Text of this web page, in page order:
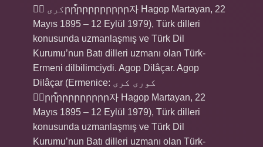
کری ۄۡրրֵֿ֩֡րրրրրրրրր자 Hagop Martayan, 22
Mayıs 1895 – 12 Eylül 1979), Türk dilleri
konusunda uzmanlaşmış ve Türk Dil
Kurumu’nun Batı dilleri uzmanı olan Türk-
Ermeni dilbilimciydi. Agop Dilâçar. Agop
Dilâçar (Ermenice: کوری کری
ۄۡրրֵֿ֩֡րրրրրրրրր자 Hagop Martayan, 22
Mayıs 1895 – 12 Eylül 1979), Türk dilleri
konusunda uzmanlaşmış ve Türk Dil
Kurumu’nun Batı dilleri uzmanı olan Türk-